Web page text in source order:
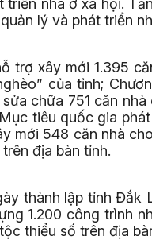
nhà ở xã hội.
lý và phát triển
trợ xây mới 1.395
của tỉnh;
chữa 751 căn
tiêu quốc gia
mới 548 căn nhà
địa bàn tỉnh.
thành lập tỉnh Đắk
1.200 công trình
thiểu số trên địa